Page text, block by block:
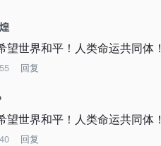
望世界和平！人类命运共同体！
回复
望世界和平！人类命运共同体！
回复